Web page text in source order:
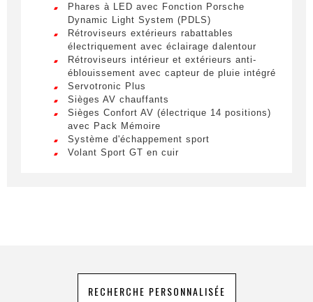
E-mail *
Téléphone
exploitées à des fins de relation
Lorem ipsum dolor sit amet, consectetur
adipiscing elit. Ut a elit sed nisl pulvinar
egestas a vel nibh. Sed aliquam varius
feugiat. Suspendisse finibus nec nibh eget
ultricies. Mauris et malesuada augue.
Lorem ipsum dolor sit amet, consectetur
adipiscing elit. Ut a elit sed nisl pulvinar
egestas a vel nibh. Sed aliquam varius
feugiat. Suspendisse finibus nec nibh eget
ultricies. Mauris et malesuada augue.
Phares à LED avec Fonction Porsche
Dynamic Light System (PDLS)
Rétroviseurs extérieurs rabattables
électriquement avec éclairage dalentour
Rétroviseurs intérieur et extérieurs anti-
éblouissement avec capteur de pluie intégré
Servotronic Plus
Sièges AV chauffants
Sièges Confort AV (électrique 14 positions)
avec Pack Mémoire
Système d'échappement sport
Volant Sport GT en cuir
RECHERCHE PERSONNALISÉE